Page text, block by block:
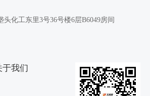
化工东里3号36号楼6层B6049房间
于我们